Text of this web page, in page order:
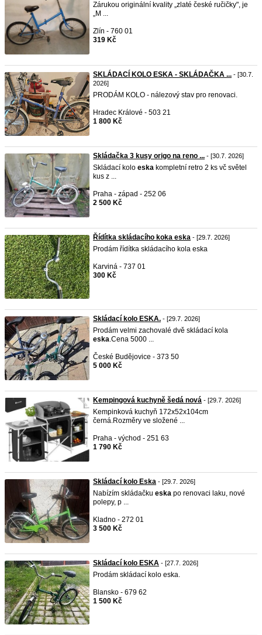
Zárukou originální kvality „zlaté české ručičky", je
„M ...
Zlín - 760 01
319 Kč
SKLÁDACÍ KOLO ESKA - SKLÁDAČKA ... - [30.7.
2026]
PRODÁM KOLO - nálezový stav pro renovaci.
Hradec Králové - 503 21
1 800 Kč
Skládačka 3 kusy origo na reno ... - [30.7. 2026]
Skládací kolo eska kompletní retro 2 ks vč světel
kus z ...
Praha - západ - 252 06
2 500 Kč
Řídítka skládacího koka eska - [29.7. 2026]
Prodám řídítka skládacího kola eska
Karviná - 737 01
300 Kč
Skládací kolo ESKA. - [29.7. 2026]
Prodám velmi zachovalé dvě skládací kola
eska.Cena 5000 ...
České Budějovice - 373 50
5 000 Kč
Kempingová kuchyně šedá nová - [29.7. 2026]
Kempinková kuchyň 172x52x104cm
černá.Rozměry ve složené ...
Praha - východ - 251 63
1 790 Kč
Skládací kolo Eska - [29.7. 2026]
Nabízím skládačku eska po renovaci laku, nové
polepy, p ...
Kladno - 272 01
3 500 Kč
Skládací kolo ESKA - [27.7. 2026]
Prodám skládací kolo eska.
Blansko - 679 62
1 500 Kč